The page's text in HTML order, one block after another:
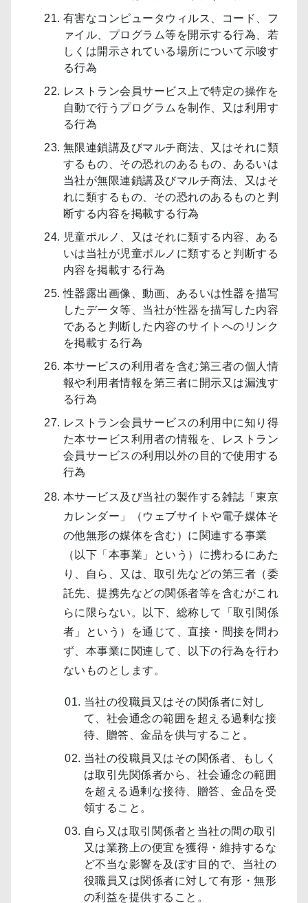
有害なコンピュータウィルス、コード、フ
ァイル、プログラム等を開示する行為、若
しくは開示されている場所について示唆す
る行為
レストラン会員サービス上で特定の操作を
自動で行うプログラムを制作、又は利用す
る行為
無限連鎖講及びマルチ商法、又はそれに類
するもの、その恐れのあるもの、あるいは
当社が無限連鎖講及びマルチ商法、又はそ
れに類するもの、その恐れのあるものと判
断する内容を掲載する行為
児童ポルノ、又はそれに類する内容、ある
いは当社が児童ポルノに類すると判断する
内容を掲載する行為
性器露出画像、動画、あるいは性器を描写
したデータ等、当社が性器を描写した内容
であると判断した内容のサイトへのリンク
を掲載する行為
本サービスの利用者を含む第三者の個人情
報や利用者情報を第三者に開示又は漏洩す
る行為
レストラン会員サービスの利用中に知り得
た本サービス利用者の情報を、レストラン
会員サービスの利用以外の目的で使用する
行為
本サービス及び当社の製作する雑誌「東京
カレンダー」（ウェブサイトや電子媒体そ
の他無形の媒体を含む）に関連する事業
（以下「本事業」という）に携わるにあた
り、自ら、又は、取引先などの第三者（委
託先、提携先などの関係者等を含むがこれ
らに限らない。以下、総称して「取引関係
者」という）を通じて、直接・間接を問わ
ず、本事業に関連して、以下の行為を行わ
ないものとします。
当社の役職員又はその関係者に対し
て、社会通念の範囲を超える過剰な接
待、贈答、金品を供与すること。
当社の役職員又はその関係者、もしく
は取引先関係者から、社会通念の範囲
を超える過剰な接待、贈答、金品を受
領すること。
自ら又は取引関係者と当社の間の取引
又は業務上の便宜を獲得・維持するな
ど不当な影響を及ぼす目的で、当社の
役職員又は関係者に対して有形・無形
の利益を提供すること。